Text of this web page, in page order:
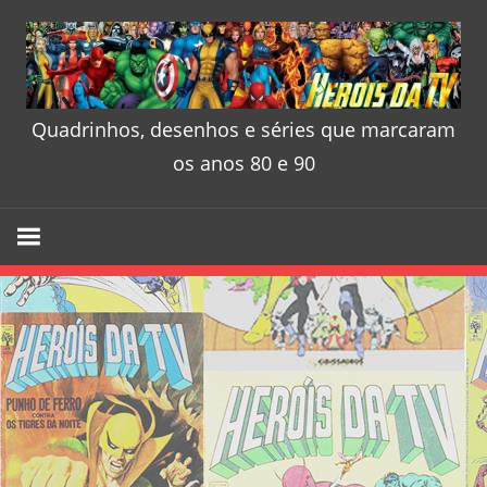
content
Heróis
TV
–
desenhos
e
Quadrinhos, desenhos e séries que marcaram
os anos 80 e 90